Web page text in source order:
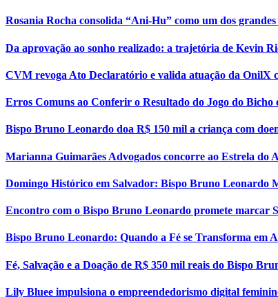
Rosania Rocha consolida “Ani-Hu” como um dos grandes
Da aprovação ao sonho realizado: a trajetória de Kevin
CVM revoga Ato Declaratório e valida atuação da OnilX
Erros Comuns ao Conferir o Resultado do Jogo do Bicho
Bispo Bruno Leonardo doa R$ 150 mil a criança com
Marianna Guimarães Advogados concorre ao Estrela do
Domingo Histórico em Salvador: Bispo Bruno Leonardo
Encontro com o Bispo Bruno Leonardo promete marcar
Bispo Bruno Leonardo: Quando a Fé se Transforma em
Fé, Salvação e a Doação de R$ 350 mil reais do Bispo
Lily Bluee impulsiona o empreendedorismo digital